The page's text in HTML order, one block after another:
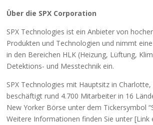
Über die SPX Corporation
SPX Technologies ist ein Anbieter von
Produkten und Technologien und nimmt
in den Bereichen HLK (Heizung, Lüftung,
Detektions- und Messtechnik ein.
SPX Technologies mit Hauptsitz in
beschäftigt rund 4.700 Mitarbeiter in 16
New Yorker Börse unter dem Tickersymbol
Weitere Informationen finden Sie unter [Link